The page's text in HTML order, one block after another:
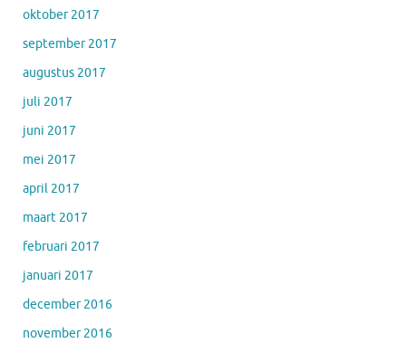
oktober 2017
september 2017
augustus 2017
juli 2017
juni 2017
mei 2017
april 2017
maart 2017
februari 2017
januari 2017
december 2016
november 2016